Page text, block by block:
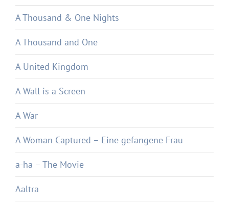
A Thousand & One Nights
A Thousand and One
A United Kingdom
A Wall is a Screen
A War
A Woman Captured – Eine gefangene Frau
a-ha – The Movie
Aaltra